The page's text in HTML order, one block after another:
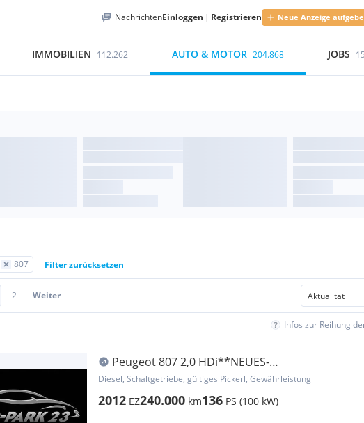
NachrichtenEinloggen | Registrieren Neue Anzeige
IMMOBILIEN 112.262 AUTO & MOTOR 204.868 JOBS
807 Filter zurücksetzen
2 Weiter
Infos zur Reihung
Peugeot 807 2,0 HDi**NEUES-
PICKERL**10/2027**MOD2013
Diesel, Schaltgetriebe, gültiges Pickerl, Gewährleistung
2012 EZ240.000 km136 PS (100 kW)